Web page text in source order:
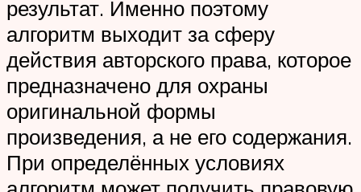
результат. Именно поэтому
алгоритм выходит за сферу
действия авторского права, которое
предназначено для охраны
оригинальной формы
произведения, а не его содержания.
При определённых условиях